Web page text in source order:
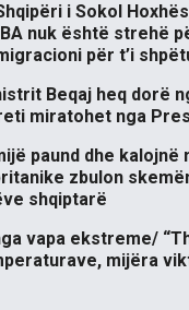
i Sokol
nuk është strehë
për t’i
Beqaj heq dorë
miratohet nga
paund dhe kalojnë
zbulon
shqiptarë
vapa ekstreme/
mijëra